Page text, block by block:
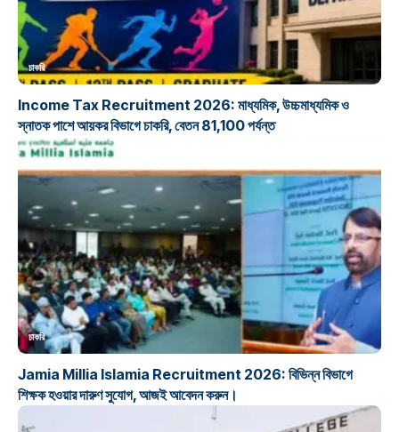
চাকরি
Income Tax Recruitment 2026: মাধ্যমিক, উচ্চমাধ্যমিক ও
স্নাতক পাশে আয়কর বিভাগে চাকরি, বেতন 81,100 পর্যন্ত
চাকরি
Jamia Millia Islamia Recruitment 2026: বিভিন্ন বিভাগে
শিক্ষক হওয়ার দারুণ সুযোগ, আজই আবেদন করুন।